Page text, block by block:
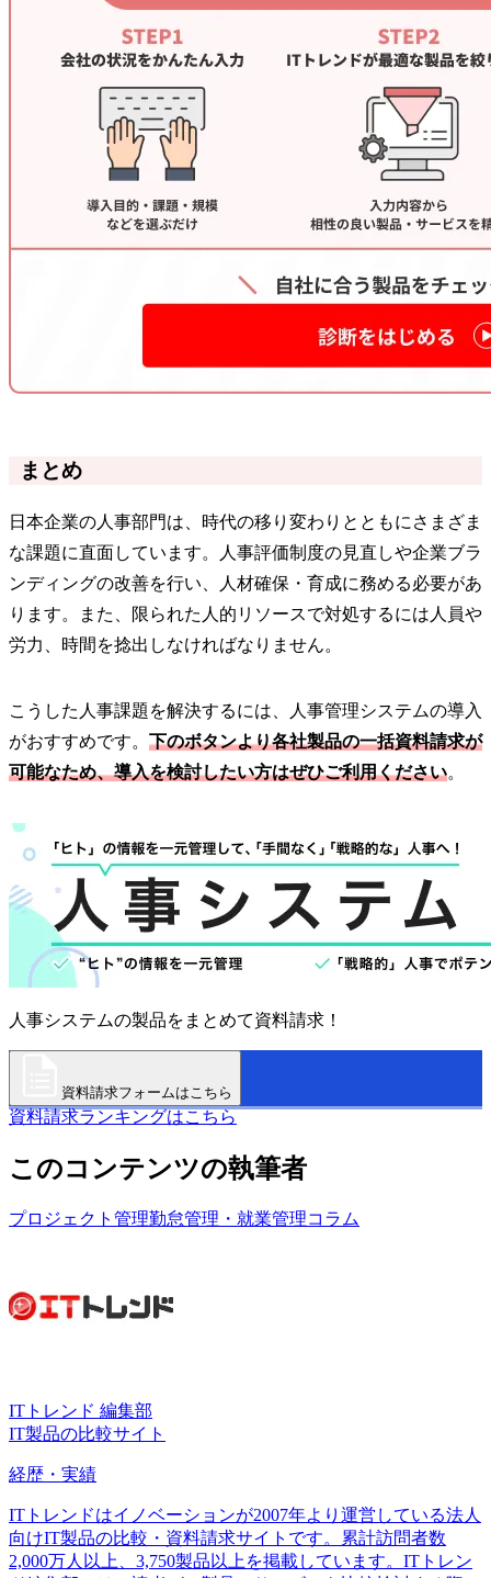
まとめ
日本企業の人事部門は、時代の移り変わりとともにさまざま
な課題に直面しています。人事評価制度の見直しや企業ブラ
ンディングの改善を行い、人材確保・育成に務める必要があ
ります。また、限られた人的リソースで対処するには人員や
労力、時間を捻出しなければなりません。
こうした人事課題を解決するには、人事管理システムの導入
がおすすめです。 下のボタンより各社製品の一括資料請求が
可能なため、導入を検討したい方はぜひご利用ください。
人事システムの製品をまとめて資料請求！
資料請求フォームはこちら
資料請求ランキングはこちら
このコンテンツの執筆者
プロジェクト管理勤怠管理・就業管理コラム
ITトレンド 編集部
IT製品の比較サイト
経歴・実績
ITトレンドはイノベーションが2007年より運営している法人
向けIT製品の比較・資料請求サイトです。累計訪問者数
2,000万人以上、3,750製品以上を掲載しています。ITトレン